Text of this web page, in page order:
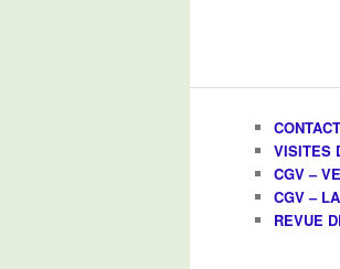
CONTACT
VISITES
CGV –
CGV –
REVUE